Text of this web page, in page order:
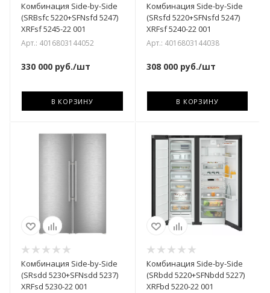
Комбинация Side-by-Side
(SRBsfc 5220+SFNsfd 5247)
XRFsf 5245-22 001
Арт.: 4016803144052
330 000 руб./шт
В КОРЗИНУ
Комбинация Side-by-Side
(SRsfd 5220+SFNsfd 5247)
XRFsf 5240-22 001
Арт.: 4016803144038
308 000руб./шт
В КОРЗИНУ
Комбинация Side-by-Side
(SRsdd 5230+SFNsdd 5237)
XRFsd 5230-22 001
Комбинация Side-by-Side
(SRbdd 5220+SFNbdd 5227)
XRFbd 5220-22 001